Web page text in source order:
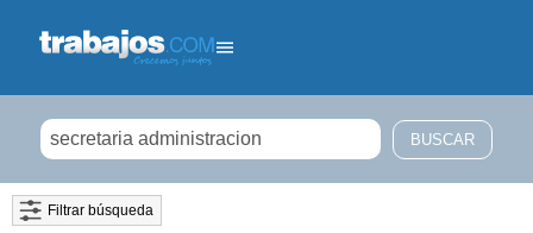
Filtrar búsqueda